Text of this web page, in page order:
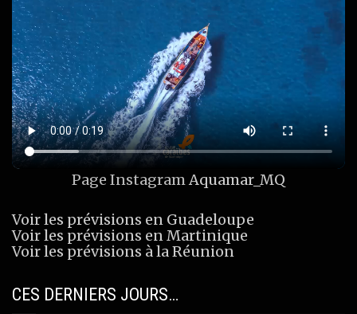
Page InstagramAquamar_MQ
Voir les prévisions en Guadeloupe
Voir les prévisions en Martinique
Voir les prévisions à la Réunion
CES DERNIERS JOURS…